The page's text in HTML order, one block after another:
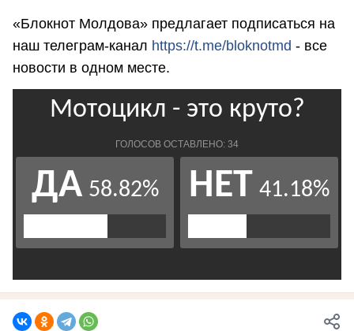
«Блокнот Молдова» предлагает подписаться на
наш телеграм-канал https://t.me/bloknotmd - все
новости в одном месте.